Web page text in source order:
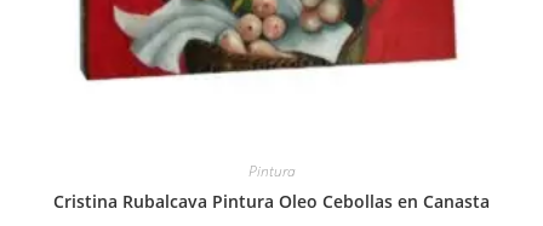
Pintura
Cristina Rubalcava Pintura Oleo Cebollas en Canasta